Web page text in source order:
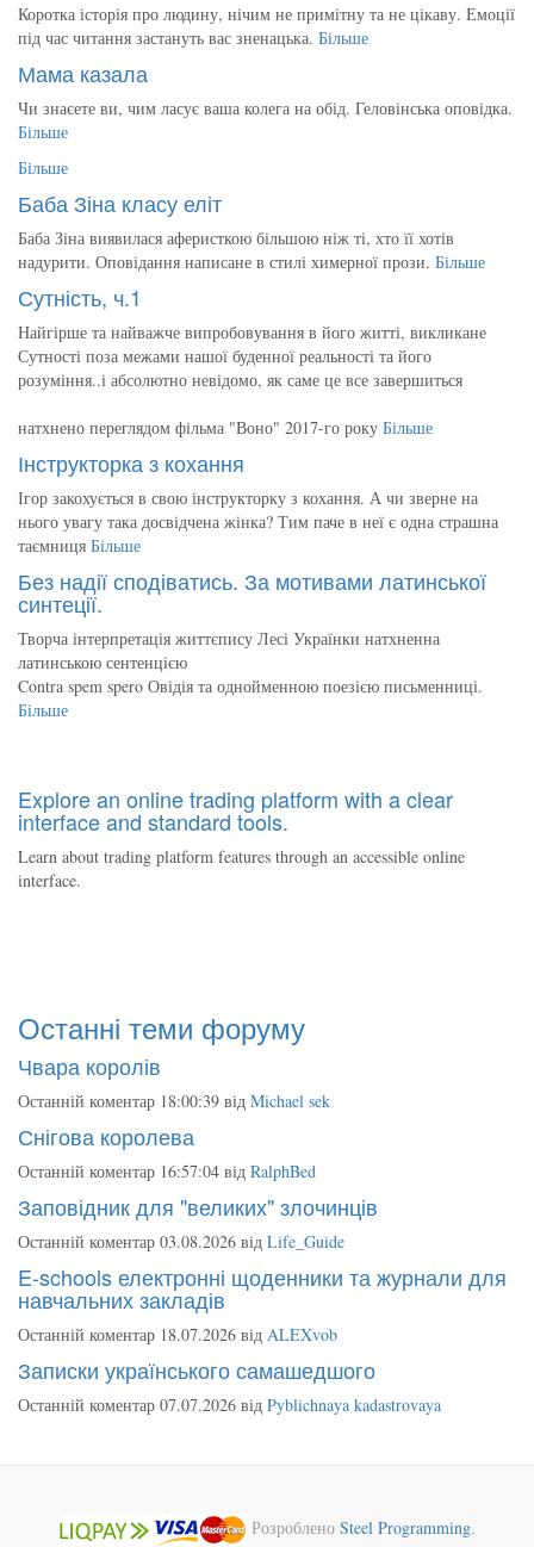
Коротка історія про людину, нічим не примітну та не цікаву. Емоції
під час читання застануть вас зненацька. Більше
Мама казала
Чи знаєете ви, чим ласує ваша колега на обід. Геловінська оповідка.
Більше
Більше
Баба Зіна класу еліт
Баба Зіна виявилася аферисткою більшою ніж ті, хто її хотів
надурити. Оповідання написане в стилі химерної прози. Більше
Сутність, ч.1
Найгірше та найважче випробовування в його житті, викликане
Сутності поза межами нашої буденної реальності та його
розуміння..і абсолютно невідомо, як саме це все завершиться
натхнено переглядом фільма "Воно" 2017-го року Більше
Інструкторка з кохання
Ігор закохується в свою інструкторку з кохання. А чи зверне на
нього увагу така досвідчена жінка? Тим паче в неї є одна страшна
таємниця Більше
Без надії сподіватись. За мотивами латинської
синтеції.
Творча інтерпретація життєпису Лесі Українки натхненна
латинською сентенцією
Contra spem spero Овідія та однойменною поезією письменниці.
Більше
Explore an online trading platform with a clear
interface and standard tools.
Learn about trading platform features through an accessible online
interface.
Останні теми форуму
Чвара королів
Останній коментар 18:00:39 від Michael sek
Снігова королева
Останній коментар 16:57:04 від RalphBed
Заповідник для "великих" злочинців
Останній коментар 03.08.2026 від Life_Guide
E-schools електронні щоденники та журнали для
навчальних закладів
Останній коментар 18.07.2026 від ALEXvob
Записки українського самашедшого
Останній коментар 07.07.2026 від Pyblichnaya kadastrovaya
Розроблено Steel Programming.